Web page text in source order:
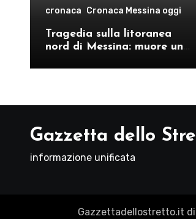
cronaca Cronaca Messina oggi
Tragedia sulla litoranea
nord di Messina: muore un
Gazzetta dello
informazione unificata
Gazzettadellostretto.it di